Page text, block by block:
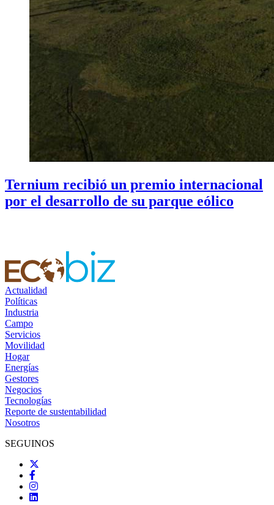
Ternium recibió un premio internacional
por el desarrollo de su parque eólico
Actualidad
Políticas
Industria
Campo
Servicios
Movilidad
Hogar
Energías
Gestores
Negocios
Tecnologías
Reporte de sustentabilidad
Nosotros
SEGUINOS